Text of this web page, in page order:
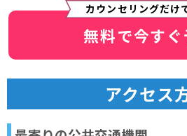
カウンセリングだけ
無料で今すぐ
アクセス